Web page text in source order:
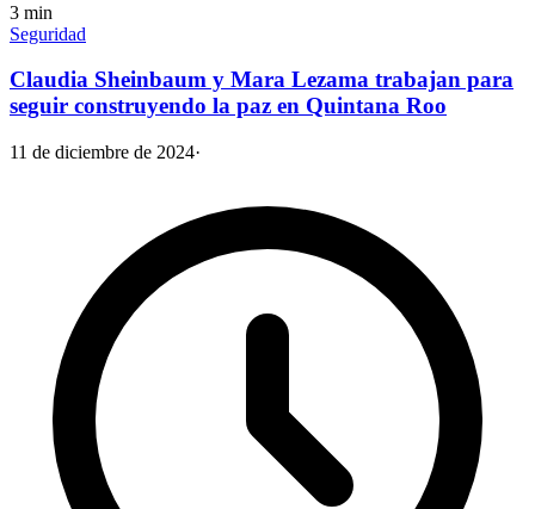
3 min
Seguridad
Claudia Sheinbaum y Mara Lezama trabajan para
seguir construyendo la paz en Quintana Roo
11 de diciembre de 2024·